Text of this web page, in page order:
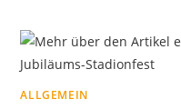
ALLGEMEIN